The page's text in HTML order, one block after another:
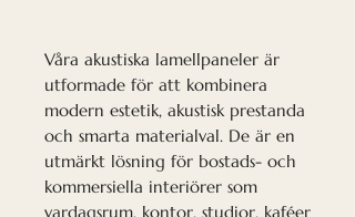
Våra akustiska lamellpaneler är
utformade för att kombinera
modern estetik, akustisk prestanda
och smarta materialval. De är en
utmärkt lösning för bostads- och
kommersiella interiörer som
vardagsrum, kontor, studior, kaféer